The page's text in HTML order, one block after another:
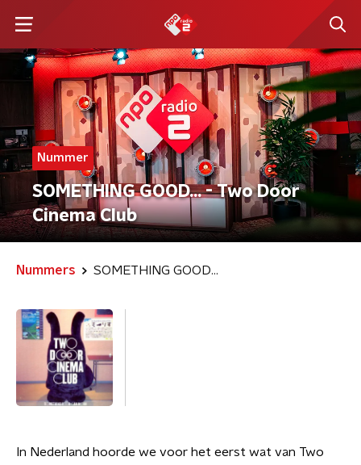
Nummer
SOMETHING GOOD... - Two Door
Cinema Club
Nummers SOMETHING GOOD...
In Nederland hoorde we voor het eerst wat van Two